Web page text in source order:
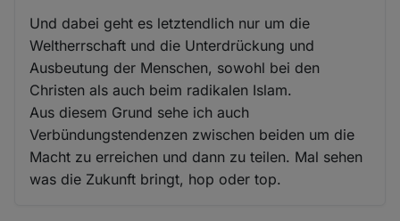
Und dabei geht es letztendlich nur um die
Weltherrschaft und die Unterdrückung und
Ausbeutung der Menschen, sowohl bei den
Christen als auch beim radikalen Islam.
Aus diesem Grund sehe ich auch
Verbündungstendenzen zwischen beiden um die
Macht zu erreichen und dann zu teilen. Mal sehen
was die Zukunft bringt, hop oder top.